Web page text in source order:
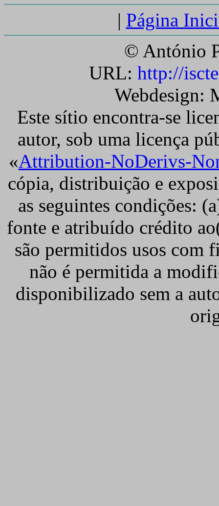
| Página
© António
URL: http://
Webdesign:
Este sítio encontra-se
autor, sob uma licença
«Attribution-NoDerivs-
cópia, distribuição e
as seguintes condições:
fonte e atribuído crédito
são permitidos usos com
não é permitida a
disponibilizado sem a